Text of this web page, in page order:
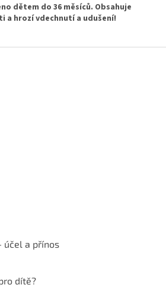
dětem do 36 měsíců. Obsahuje
a hrozí vdechnutí a udušení!
účel a přínos
dítě?